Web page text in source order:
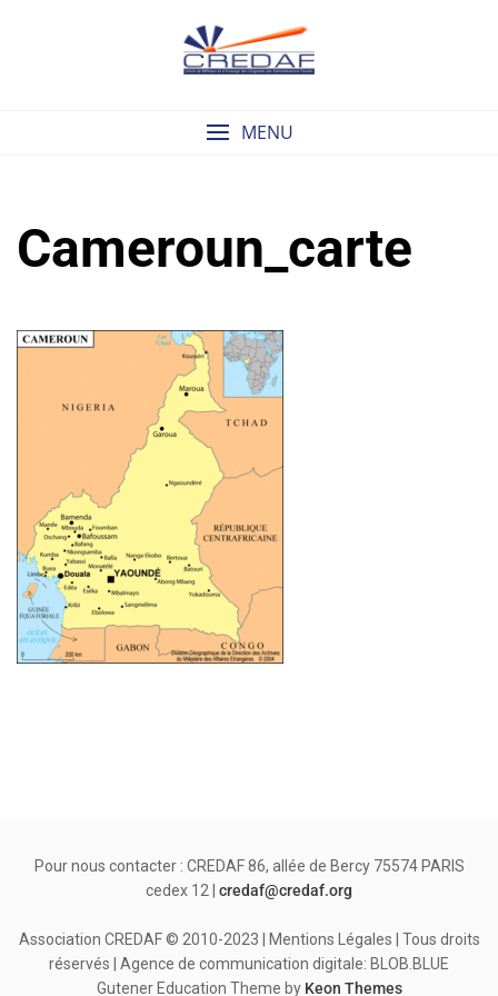
MENU
Cameroun_carte
Pour nous contacter : CREDAF 86, allée de Bercy 75574 PARIS
cedex 12 | credaf@credaf.org
Association CREDAF © 2010-2023 | Mentions Légales | Tous droits
réservés | Agence de communication digitale: BLOB.BLUE
Gutener Education Theme by Keon Themes